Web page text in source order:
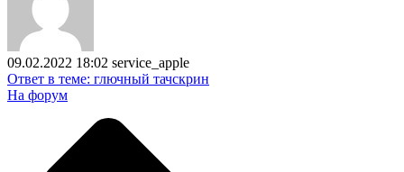
09.02.2022 18:02 service_apple
Ответ в теме: глючный тачскрин
На форум